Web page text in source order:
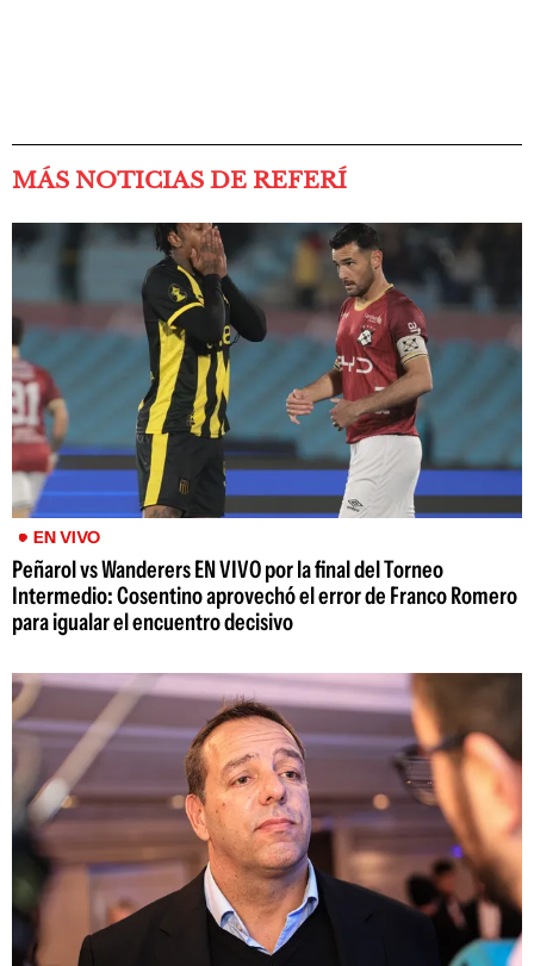
MÁS NOTICIAS DE REFERÍ
EN VIVO
Peñarol vs Wanderers EN VIVO por la final del Torneo
Intermedio: Cosentino aprovechó el error de Franco Romero
para igualar el encuentro decisivo